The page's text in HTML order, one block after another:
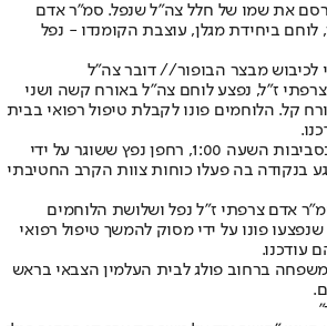
את שמו של חלל צה"ל שנפל. סמ"ר אדם
העין, לוחם ביחידת מגלן, עוצבת הקומנדו - נפל
לכיבוש מבצר הבופור// דובר צה"ל
ז"ל, נפצע לוחם צה"ל באורח קשה ושני
קל. הלוחמים פונו לקבלת טיפול רפואי בבית
על פי הפרטים הידועים, בסביבות השעה 1:00, רחפן נפץ ששוגר על ידי
בנקודה בה פעלו כוחות צוות הקרב החטיבתי
אדם צרפתי ז"ל נפל ושלושת הלוחמים
פונו על ידי מסוק להמשך טיפול רפואי
עודכנו.
ברחוב פולג לבית העלמין הצבאי בראש